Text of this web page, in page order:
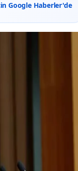
Google Haberler'de